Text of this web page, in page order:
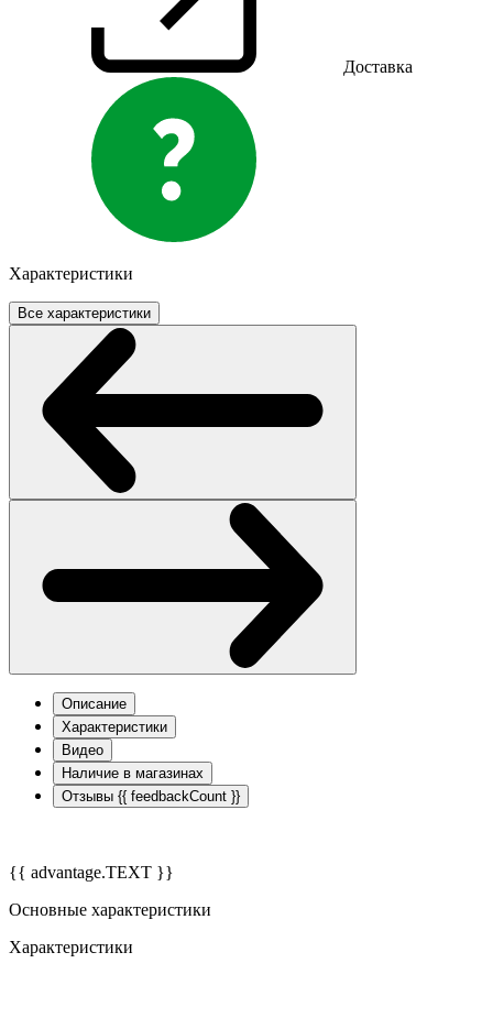
Доставка
Характеристики
Все характеристики
Описание
Характеристики
Видео
Наличие в магазинах
Отзывы {{ feedbackCount }}
{{ advantage.TEXT }}
Основные характеристики
Характеристики